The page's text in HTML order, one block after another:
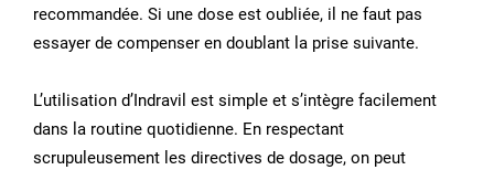
recommandée. Si une dose est oubliée, il ne faut pas
essayer de compenser en doublant la prise suivante.
L’utilisation d’Indravil est simple et s’intègre facilement
dans la routine quotidienne. En respectant
scrupuleusement les directives de dosage, on peut